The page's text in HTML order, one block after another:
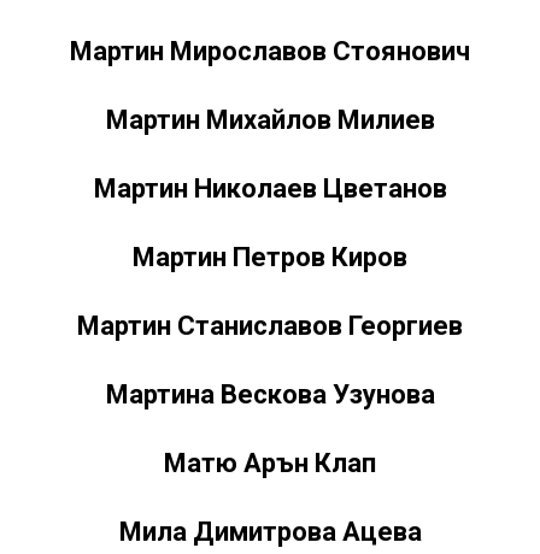
Мартин Мирославов Стоянович
Мартин Михайлов Милиев
Мартин Николаев Цветанов
Мартин Петров Киров
Мартин Станиславов Георгиев
Мартина Вескова Узунова
Матю Арън Клап
Мила Димитрова Ацева